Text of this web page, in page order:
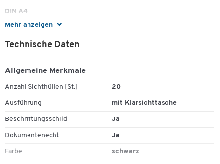
Mehr anzeigen
DIN A4
Maße bei 20 Hüllen:
H 310 x B 240 x T 18 mm
Technische Daten
Allgemeine Merkmale
Anzahl Sichthüllen [St.] 20
Ausführung mit Klarsichttasche
Beschriftungsschild Ja
Dokumentenecht Ja
Farbe schwarz